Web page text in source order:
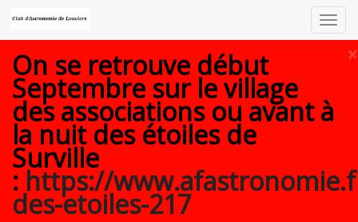
×
On se retrouve début
Septembre sur le village
des associations ou avant à
la nuit des étoiles de
Surville
: https://
des-etoiles-217